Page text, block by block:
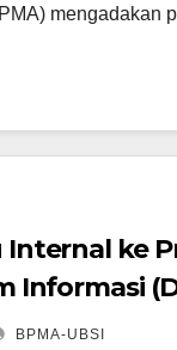
mengadakan
ke
Informasi
BPMA-UBSI